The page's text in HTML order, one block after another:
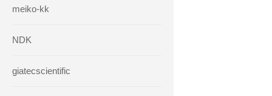
meiko-kk
NDK
giatecscientific